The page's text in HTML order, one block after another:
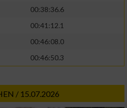
00:38:36.6
00:41:12.1
00:46:08.0
00:46:50.3
/ 15.07.2026